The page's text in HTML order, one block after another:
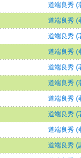
道端良秀 (
道端良秀 (
道端良秀 (
道端良秀 (
道端良秀 (
道端良秀 (
道端良秀 (
道端良秀 (
道端良秀 (
道端良秀 (